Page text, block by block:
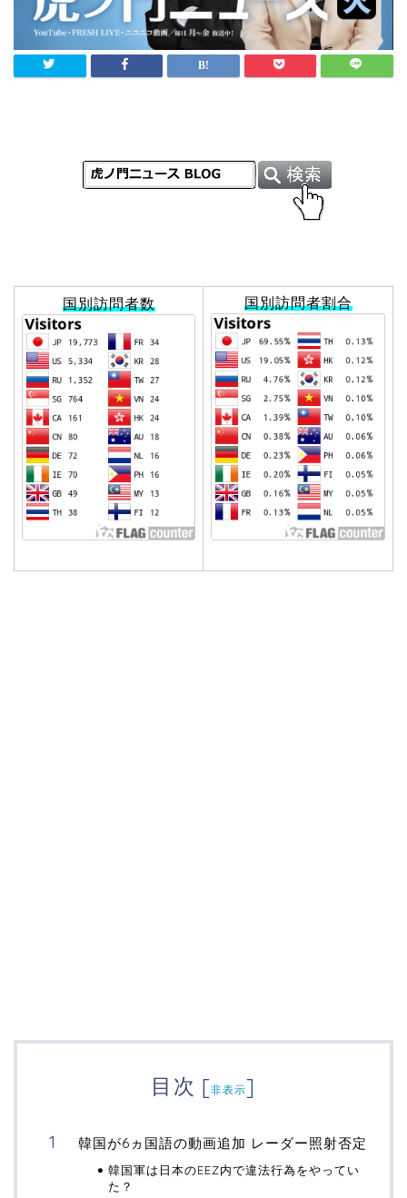
国別訪問者数 国別訪問者割合
目次 [非表示]
韓国が6ヵ国語の動画追加 レーダー照射否定
韓国軍は日本のEEZ内で違法行為をやってい
た？